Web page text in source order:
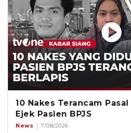
10 Nakes Terancam
Ejek Pasien BPJS
News 7/08/2026